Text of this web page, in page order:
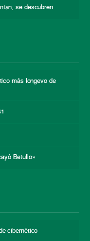
se descubren
más longevo de
Betulio»
cibernético